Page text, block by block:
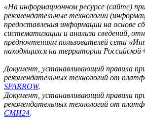
«На информационном ресурсе (сайте)
рекомендательные технологии
предоставления информации на основе
систематизации и анализа сведений,
предпочтениям пользователей сети
находящихся на территории Российской
Документ, устанавливающий правила
рекомендательных технологий от
SPARROW.
Документ, устанавливающий правила
рекомендательных технологий от
СМИ24.